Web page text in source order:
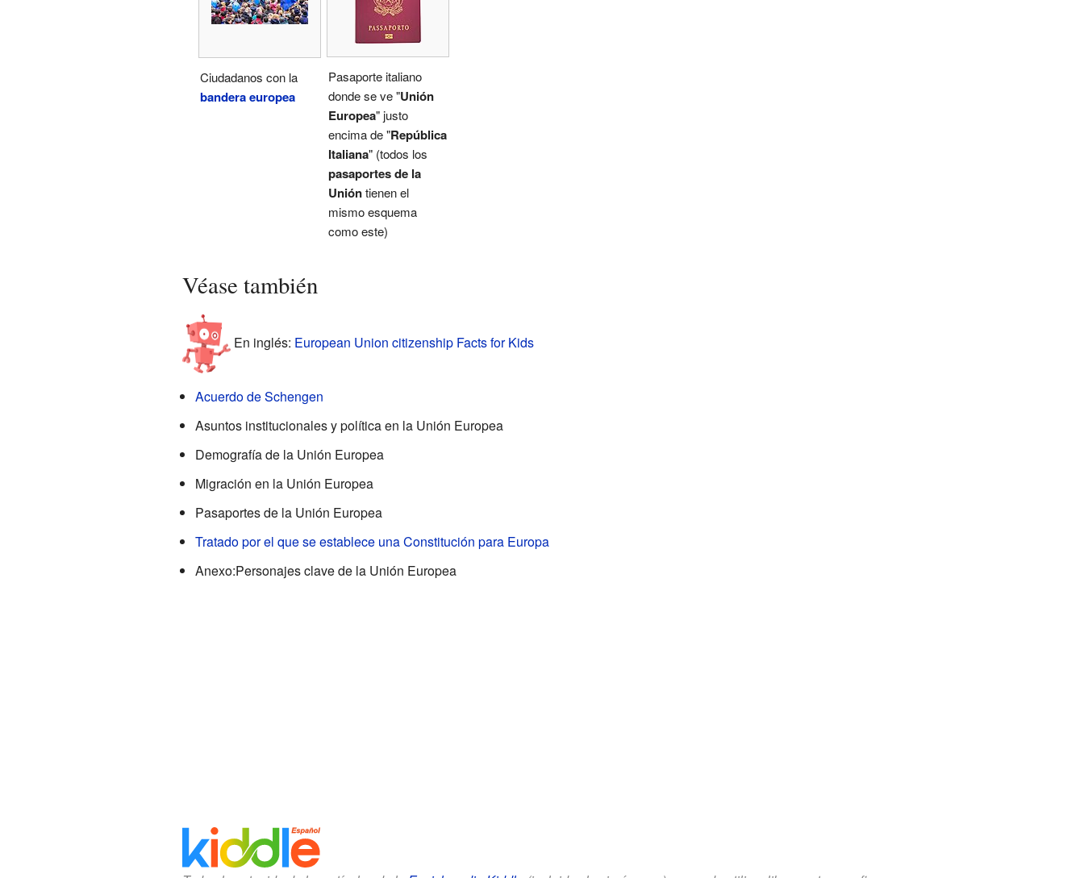
Ciudadanos con la
bandera europea
Pasaporte italiano
donde se ve "Unión
Europea" justo
encima de "República
Italiana" (todos los
pasaportes de la
Unióntienen el
mismo esquema
como este)
Véase también
En inglés: European Union citizenship Facts for Kids
Acuerdo de Schengen
Asuntos institucionales y política en la Unión Europea
Demografía de la Unión Europea
Migración en la Unión Europea
Pasaportes de la Unión Europea
Tratado por el que se establece una Constitución para Europa
Anexo:Personajes clave de la Unión Europea